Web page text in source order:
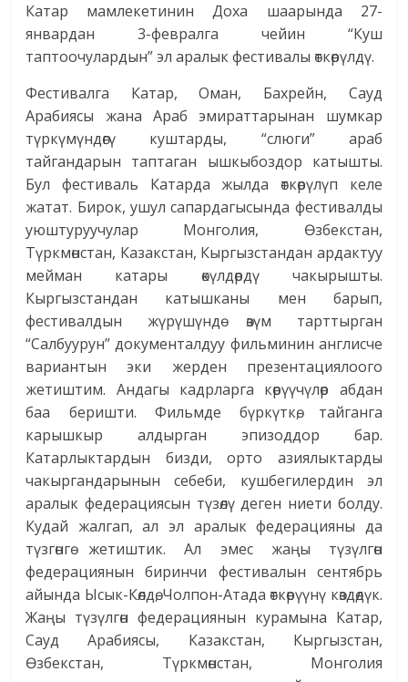
Катар мамлекетинин Доха шаарында 27-
январдан 3-февралга чейин “Куш
таптоочулардын” эл аралык фестивалы өткөрүлдү.
Фестивалга Катар, Оман, Бахрейн, Сауд
Арабиясы жана Араб эмираттарынан шумкар
түркүмүндөгү куштарды, “слюги” араб
тайгандарын таптаган ышкыбоздор катышты.
Бул фестиваль Катарда жылда өткөрүлүп келе
жатат. Бирок, ушул сапардагысында фестивалды
уюштуруучулар Монголия, Өзбекстан,
Түркмөнстан, Казакстан, Кыргызстандан ардактуу
мейман катары өкүлдөрдү чакырышты.
Кыргызстандан катышканы мен барып,
фестивалдын жүрүшүндө өзүм тарттырган
“Салбуурун” документалдуу фильминин англисче
вариантын эки жерден презентациялоого
жетиштим. Андагы кадрларга көрүүчүлөр абдан
баа беришти. Фильмде бүркүткө, тайганга
карышкыр алдырган эпизоддор бар.
Катарлыктардын бизди, орто азиялыктарды
чакыргандарынын себеби, кушбегилердин эл
аралык федерациясын түзөлү деген ниети болду.
Кудай жалгап, ал эл аралык федерацияны да
түзгөнгө жетиштик. Ал эмес жаңы түзүлгөн
федерациянын биринчи фестивалын сентябрь
айында Ысык-Көлдө, Чолпон-Атада өткөрүүнү көздөдүк.
Жаңы түзүлгөн федерациянын курамына Катар,
Сауд Арабиясы, Казакстан, Кыргызстан,
Өзбекстан, Түркмөнстан, Монголия